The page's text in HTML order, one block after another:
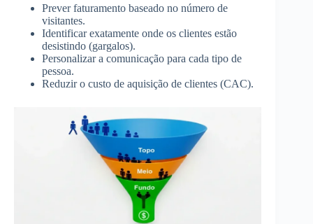
Prever faturamento baseado no número de
visitantes.
Identificar exatamente onde os clientes estão
desistindo (gargalos).
Personalizar a comunicação para cada tipo de
pessoa.
Reduzir o custo de aquisição de clientes (CAC).